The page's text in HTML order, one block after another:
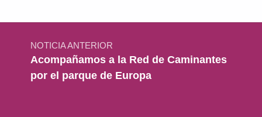
Navegación de entradas
NOTICIA ANTERIOR
Acompañamos a la Red de Caminantes
por el parque de Europa